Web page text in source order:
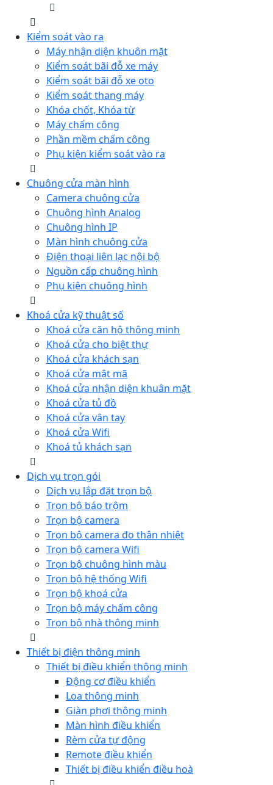
Kiểm soát vào ra
Máy nhận diện khuôn mặt
Kiểm soát bãi đỗ xe máy
Kiểm soát bãi đỗ xe oto
Kiểm soát thang máy
Khóa chốt, Khóa từ
Máy chấm công
Phần mềm chấm công
Phụ kiện kiểm soát vào ra
Chuông cửa màn hình
Camera chuông cửa
Chuông hình Analog
Chuông hình IP
Màn hình chuông cửa
Điện thoại liên lạc nội bộ
Nguồn cấp chuông hình
Phụ kiện chuông hình
Khoá cửa kỹ thuật số
Khoá cửa căn hộ thông minh
Khoá cửa cho biệt thự
Khoá cửa khách sạn
Khoá cửa mật mã
Khoá cửa nhận diện khuân mặt
Khoá cửa tủ đồ
Khoá cửa vân tay
Khoá cửa Wifi
Khoá tủ khách sạn
Dịch vụ trọn gói
Dịch vụ lắp đặt trọn bộ
Trọn bộ báo trộm
Trọn bộ camera
Trọn bộ camera đo thân nhiệt
Trọn bộ camera Wifi
Trọn bộ chuông hình màu
Trọn bộ hệ thống Wifi
Trọn bộ khoá cửa
Trọn bộ máy chấm công
Trọn bộ nhà thông minh
Thiết bị điện thông minh
Thiết bị điều khiển thông minh
Động cơ điều khiển
Loa thông minh
Giàn phơi thông minh
Màn hình điều khiển
Rèm cửa tự động
Remote điều khiển
Thiết bị điều khiển điều hoà